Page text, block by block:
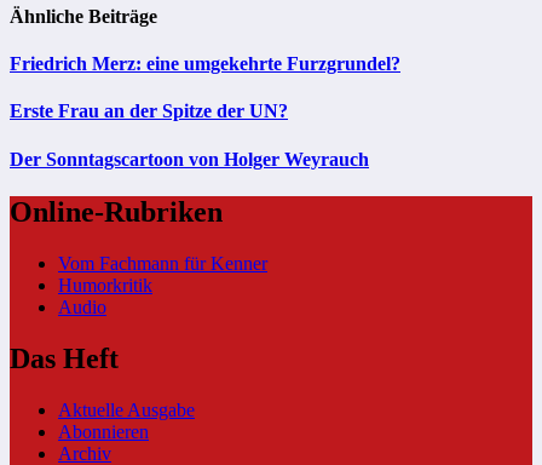
Ähnliche Beiträge
Friedrich Merz: eine umgekehrte Furzgrundel?
Erste Frau an der Spitze der UN?
Der Sonntagscartoon von Holger Weyrauch
Online-Rubriken
Vom Fachmann für Kenner
Humorkritik
Audio
Das Heft
Aktuelle Ausgabe
Abonnieren
Archiv